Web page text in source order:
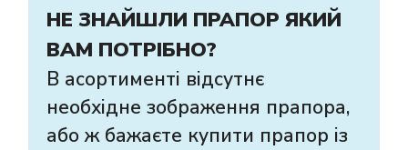
НЕ ЗНАЙШЛИ ПРАПОР ЯКИЙ
ВАМ ПОТРІБНО?
В асортименті відсутнє
необхідне зображення прапора,
або ж бажаєте купити прапор із